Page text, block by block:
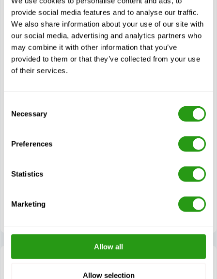
provide social media features and to analyse our traffic.
We also share information about your use of our site with
our social media, advertising and analytics partners who
may combine it with other information that you’ve
provided to them or that they’ve collected from your use
of their services.
Selection
Necessary
Preferences
Statistics
Marketing
Allow all
Allow selection
WAH: Ćwiczenia z zakresu przeglądu środków ochrony
indywidualnej
WAH: Środki zapobiegające kontuzjom podczas treningu
WAH: Indywidualne ćwiczenia praktyczne
WAH: Zapobieganie upadkom przedmiotów
szkieletowego w branży energetyki wiatrowej.
MH: Podstawowe zasady ręcznego przenoszenia.
MH: Zasady ręcznego przenoszenia, takie jak: praca
pchanie i ciągnięcie, przenoszenie, podnoszenie, praca z
narzędziami ręcznymi oraz niewygodne pozycje ciała.